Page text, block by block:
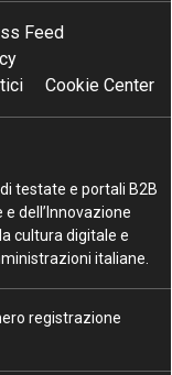
Feed
Cookie Center
testate e portali B2B
dell’Innovazione
cultura digitale e
italiane.
registrazione